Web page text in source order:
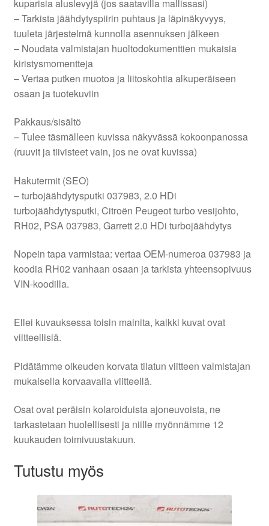
kuparisia aluslevyjä (jos saatavilla mallissasi)
– Tarkista jäähdytyspiirin puhtaus ja läpinäkyvyys,
tuuleta järjestelmä kunnolla asennuksen jälkeen
– Noudata valmistajan huoltodokumenttien mukaisia
kiristysmomentteja
– Vertaa putken muotoa ja liitoskohtia alkuperäiseen
osaan ja tuotekuviin
Pakkaus/sisältö
– Tulee täsmälleen kuvissa näkyvässä kokoonpanossa
(ruuvit ja tiivisteet vain, jos ne ovat kuvissa)
Hakutermit (SEO)
– turbojäähdytysputki 037983, 2.0 HDi
turbojäähdytysputki, Citroën Peugeot turbo vesijohto,
RH02, PSA 037983, Garrett 2.0 HDi turbojäähdytys
Nopein tapa varmistaa: vertaa OEM-numeroa 037983 ja
koodia RH02 vanhaan osaan ja tarkista yhteensopivuus
VIN-koodilla.
Ellei kuvauksessa toisin mainita, kaikki kuvat ovat
viitteellisiä.
Pidätämme oikeuden korvata tilatun viitteen valmistajan
mukaisella korvaavalla viitteellä.
Osat ovat peräisin kolaroiduista ajoneuvoista, ne
tarkastetaan huolellisesti ja niille myönnämme 12
kuukauden toimivuustakuun.
Tutustu myös